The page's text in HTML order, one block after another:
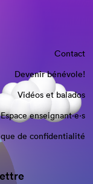
Contact
Devenir bénévole!
Vidéos et balados
Espace enseignant·e⋅s
de confidentialité